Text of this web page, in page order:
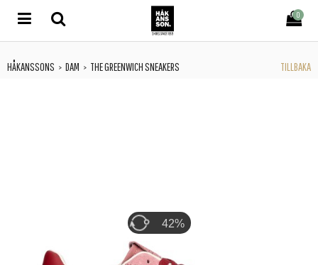
0
HÅKANSSONS > DAM > THE GREENWICH SNEAKERS TILLBAKA
46%